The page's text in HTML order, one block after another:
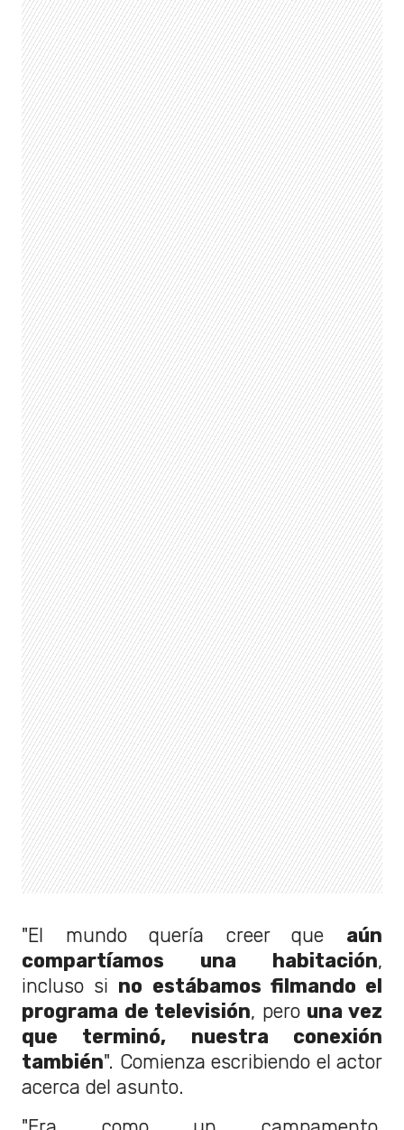
"El mundo quería creer que aún
compartíamos una habitación,
incluso si no estábamos filmando el
programa de televisión, pero una vez
que terminó, nuestra conexión
también". Comienza escribiendo el actor
acerca del asunto.